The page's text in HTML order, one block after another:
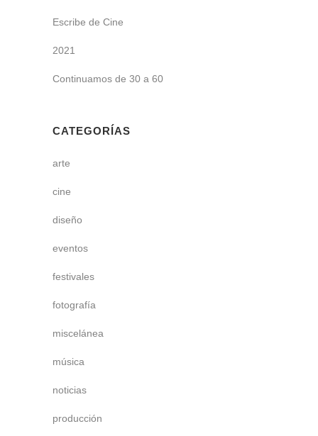
Escribe de Cine
2021
Continuamos de 30 a 60
CATEGORÍAS
arte
cine
diseño
eventos
festivales
fotografía
miscelánea
música
noticias
producción